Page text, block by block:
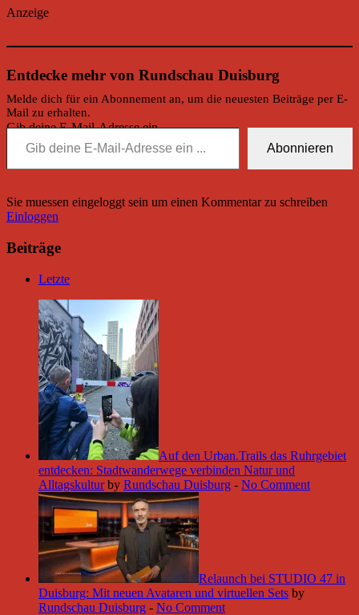
Anzeige
Entdecke mehr von Rundschau Duisburg
Melde dich für ein Abonnement an, um die neuesten Beiträge per E-
Mail zu erhalten.
Gib deine E-Mail-Adresse ein ...
Abonnieren
Sie muessen eingeloggt sein um einen Kommentar zu schreiben
Einloggen
Beiträge
Letzte
Auf den Urban.Trails das Ruhrgebiet
entdecken: Stadtwanderwege verbinden Natur und
Alltagskultur by Rundschau Duisburg - No Comment
Relaunch bei STUDIO 47 in
Duisburg: Mit neuen Avataren und virtuellen Sets by
Rundschau Duisburg - No Comment